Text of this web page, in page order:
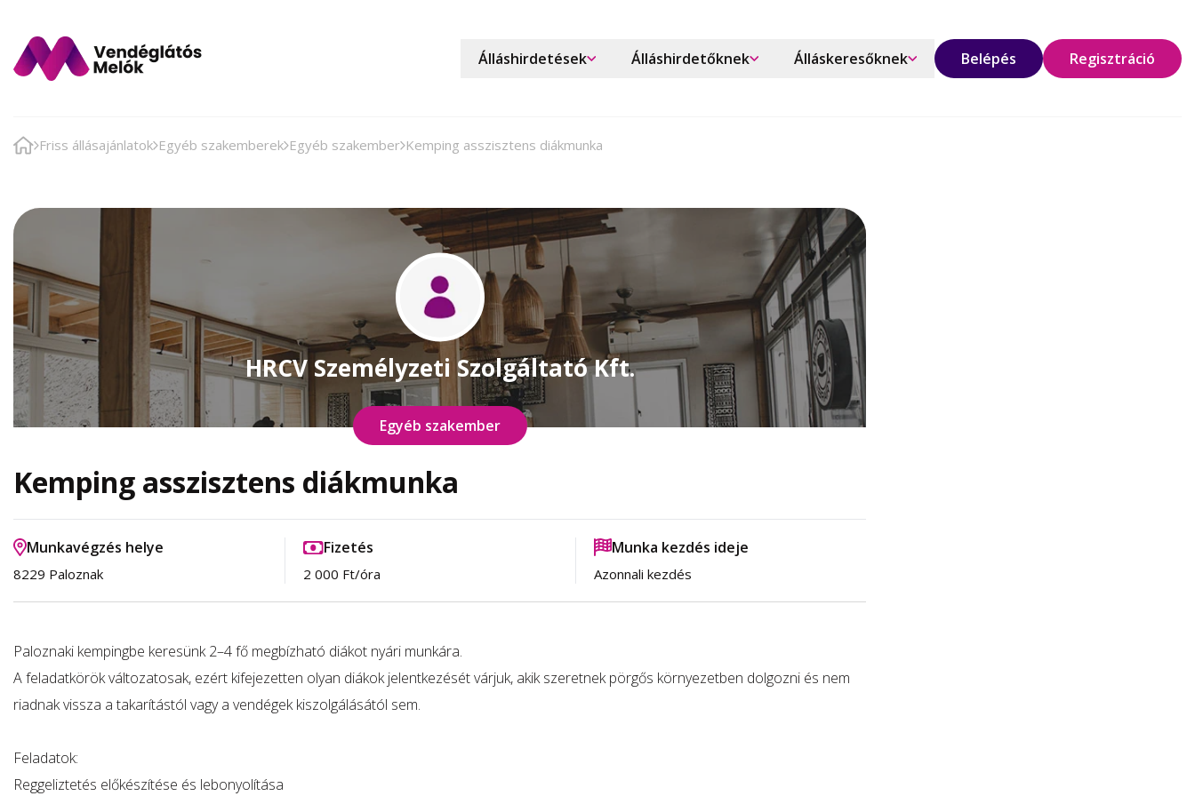
Álláshirdetések Álláshirdetőknek Álláskeresőknek Belépés Regisztráció
Friss állásajánlatok Egyéb szakemberek Egyéb szakember Kemping asszisztens diákmunka
HRCV Személyzeti Szolgáltató Kft.
Egyéb szakember
Kemping asszisztens diákmunka
Munkavégzés helye
8229 Paloznak
Fizetés
2 000 Ft/óra
Munka kezdés ideje
Azonnali kezdés
Paloznaki kempingbe keresünk 2–4 fő megbízható diákot nyári munkára.
A feladatkörök változatosak, ezért kifejezetten olyan diákok jelentkezését várjuk, akik szeretnek pörgős környezetben dolgozni és nem
riadnak vissza a takarítástól vagy a vendégek kiszolgálásától sem.
Feladatok:
Reggeliztetés előkészítése és lebonyolítása